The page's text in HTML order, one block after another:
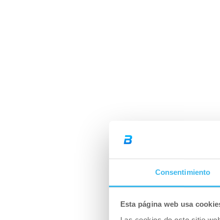
Consentimiento
Esta página web usa
¿Batido